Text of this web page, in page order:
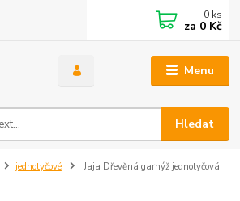
Menu
Hledat
0 ks
za 0 Kč
jednotyčové
Jaja Dřevěná garnýž jednotyčová